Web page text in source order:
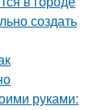
создать
руками: